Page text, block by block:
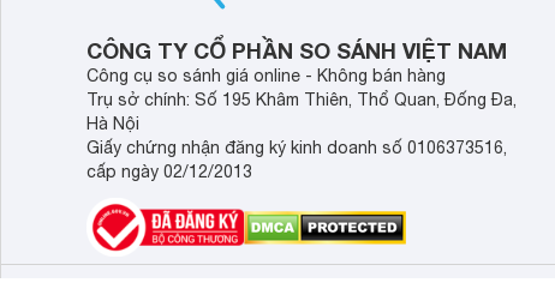
CÔNG TY CỔ PHẦN SO SÁNH VIỆT NAM
Công cụ so sánh giá online - Không bán hàng
Trụ sở chính: Số 195 Khâm Thiên, Thổ Quan, Đống Đa,
Hà Nội
Giấy chứng nhận đăng ký kinh doanh số 0106373516,
cấp ngày 02/12/2013